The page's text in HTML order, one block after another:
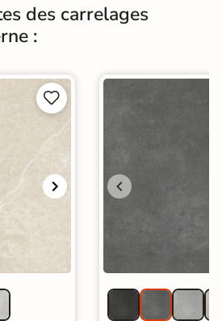
Carrelage extérieur Livraison
| Carrelage extérieur grand format
des carrelages
:

